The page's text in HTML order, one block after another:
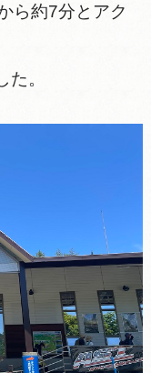
ら約7分とアク
。